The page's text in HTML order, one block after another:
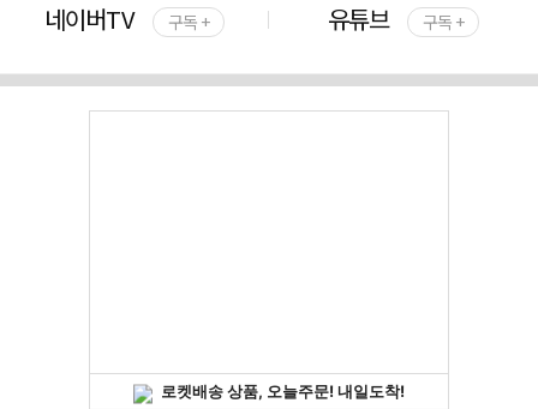
네이버TV 구독 + 유튜브 구독 +